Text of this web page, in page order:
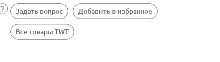
Задать вопрос Добавить в избранное
Все товары TWT